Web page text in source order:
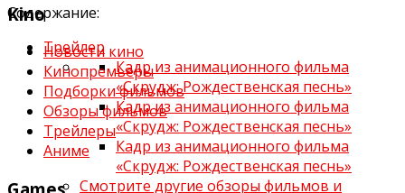
Kino
Новости кино
Кинопремьеры
Подборки фильмов
Обзоры фильмов
Трейлеры
Аниме
Содержание:
Трейлер
Кадр из анимационного фильма
«Скрудж: Рождественская песнь»
Кадр из анимационного фильма
«Скрудж: Рождественская песнь»
Кадр из анимационного фильма
«Скрудж: Рождественская песнь»
Смотрите другие обзоры фильмов и